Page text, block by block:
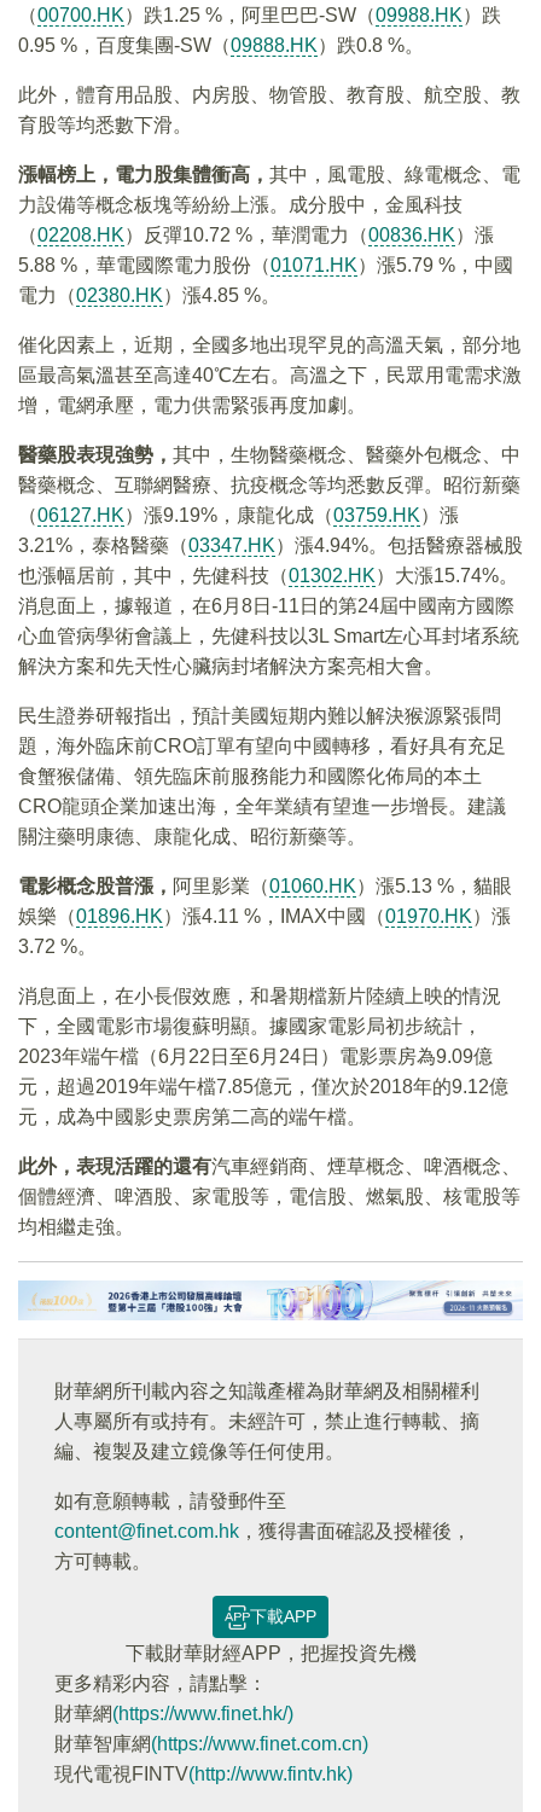
（00700.HK）跌1.25 %，阿里巴巴-SW（09988.HK）跌
0.95 %，百度集團-SW（09888.HK）跌0.8 %。
此外，體育用品股、内房股、物管股、教育股、航空股、教
育股等均悉數下滑。
漲幅榜上，電力股集體衝高， 其中，風電股、綠電概念、電
力設備等概念板塊等紛紛上漲。成分股中，金風科技
（02208.HK）反彈10.72 %，華潤電力（00836.HK）漲
5.88 %，華電國際電力股份（01071.HK）漲5.79 %，中國
電力（02380.HK）漲4.85 %。
催化因素上，近期，全國多地出現罕見的高溫天氣，部分地
區最高氣溫甚至高達40℃左右。高溫之下，民眾用電需求激
增，電網承壓，電力供需緊張再度加劇。
醫藥股表現強勢， 其中，生物醫藥概念、醫藥外包概念、中
醫藥概念、互聯網醫療、抗疫概念等均悉數反彈。昭衍新藥
（06127.HK）漲9.19%，康龍化成（03759.HK）漲
3.21%，泰格醫藥（03347.HK）漲4.94%。包括醫療器械股
也漲幅居前，其中，先健科技（01302.HK）大漲15.74%。
消息面上，據報道，在6月8日-11日的第24屆中國南方國際
心血管病學術會議上，先健科技以3L Smart左心耳封堵系統
解決方案和先天性心臟病封堵解決方案亮相大會。
民生證券研報指出，預計美國短期内難以解決猴源緊張問
題，海外臨床前CRO訂單有望向中國轉移，看好具有充足
食蟹猴儲備、領先臨床前服務能力和國際化佈局的本土
CRO龍頭企業加速出海，全年業績有望進一步增長。建議
關注藥明康德、康龍化成、昭衍新藥等。
電影概念股普漲， 阿里影業（01060.HK）漲5.13 %，貓眼
娛樂（01896.HK）漲4.11 %，IMAX中國（01970.HK）漲
3.72 %。
消息面上，在小長假效應，和暑期檔新片陸續上映的情況
下，全國電影市場復蘇明顯。據國家電影局初步統計，
2023年端午檔（6月22日至6月24日）電影票房為9.09億
元，超過2019年端午檔7.85億元，僅次於2018年的9.12億
元，成為中國影史票房第二高的端午檔。
此外，表現活躍的還有汽車經銷商、煙草概念、啤酒概念、
個體經濟、啤酒股、家電股等，電信股、燃氣股、核電股等
均相繼走強。
財華網所刊載內容之知識產權為財華網及相關權利
人專屬所有或持有。未經許可，禁止進行轉載、摘
編、複製及建立鏡像等任何使用。
如有意願轉載，請發郵件至
content@finet.com.hk ，獲得書面確認及授權後，
方可轉載。
下載APP
下載財華財經APP，把握投資先機
更多精彩内容，請點擊：
財華網(https://www.finet.hk/)
財華智庫網(https://www.finet.com.cn)
現代電視FINTV(http://www.fintv.hk)